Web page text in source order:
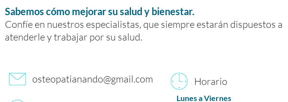
Sabemos cómo mejorar su salud y bienestar.
Confíe en nuestros especialistas, que siempre estarán dispuestos a
atenderle y trabajar por su salud.
osteopatianando@gmail.com Horario
Lunes a Viernes